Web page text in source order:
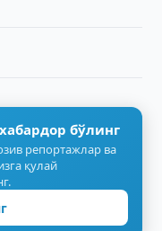
бўлинг
репортажлар ва
қулай